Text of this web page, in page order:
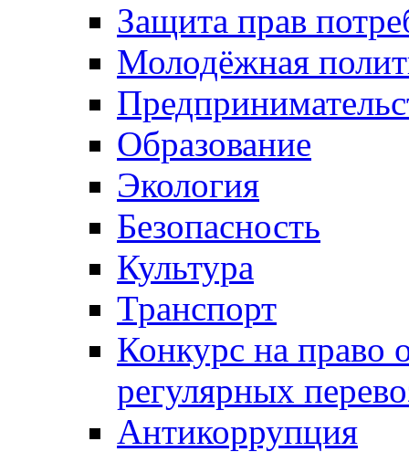
Защита прав
Молодёжная
Образование
Экология
Безопасность
Культура
Транспорт
Конкурс на право
регулярных
Антикоррупция